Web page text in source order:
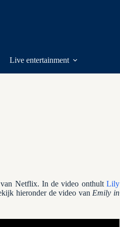
Live entertainment
van Netflix. In de video onthult Lily
hieronder de video van Emily in